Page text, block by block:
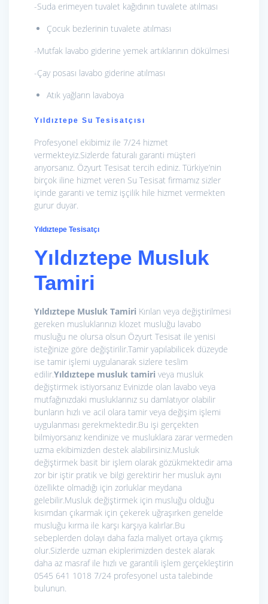
-Suda erimeyen tuvalet kağıdının tuvalete atılması
Çocuk bezlerinin tuvalete atılması
-Mutfak lavabo giderine yemek artıklarının dökülmesi
-Çay posası lavabo giderine atılması
Atık yağların lavaboya
Yıldıztepe Su Tesisatçısı
Profesyonel ekibimiz ile 7/24 hizmet
vermekteyiz.Sizlerde faturalı garanti müşteri
arıyorsanız. Özyurt Tesisat tercih ediniz. Türkiye’nin
birçok iline hizmet veren Su Tesisat firmamız sizler
içinde garanti ve temiz işçilik hile hizmet vermekten
gurur duyar.
Yıldıztepe Tesisatçı
Yıldıztepe Musluk
Tamiri
Yıldıztepe Musluk Tamiri Kırılan veya değiştirilmesi
gereken musluklarınızı klozet musluğu lavabo
musluğu ne olursa olsun Özyurt Tesisat ile yenisi
isteğinize göre değiştirilir.Tamir yapılabilicek düzeyde
ise tamir işlemi uygulanarak sizlere teslim
edilir.Yıldıztepe musluk tamiri veya musluk
değiştirmek istiyorsanız Evinizde olan lavabo veya
mutfağınızdaki musluklarınız su damlatıyor olabilir
bunların hızlı ve acil olara tamir veya değişim işlemi
uygulanması gerekmektedir.Bu işi gerçekten
bilmiyorsanız kendinize ve musluklara zarar vermeden
uzma ekibimizden destek alabilirsiniz.Musluk
değiştirmek basit bir işlem olarak gözükmektedir ama
zor bir iştir pratik ve bilgi gerektirir her musluk aynı
özellikte olmadığı için zorluklar meydana
gelebilir.Musluk değiştirmek için musluğu olduğu
kısımdan çıkarmak için çekerek uğraşırken genelde
musluğu kırma ile karşı karşıya kalırlar.Bu
sebeplerden dolayı daha fazla maliyet ortaya çıkmış
olur.Sizlerde uzman ekiplerimizden destek alarak
daha az masraf ile hızlı ve garantili işlem gerçekleştirin
0545 641 1018 7/24 profesyonel usta talebinde
bulunun.